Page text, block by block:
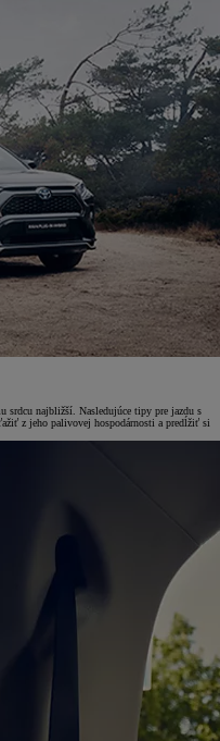
srdcu najbližší. Nasledujúce tipy pre jazdu s
z jeho palivovej hospodárnosti a predĺžiť si